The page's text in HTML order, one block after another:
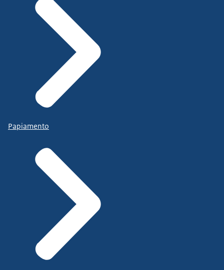
Papiamento